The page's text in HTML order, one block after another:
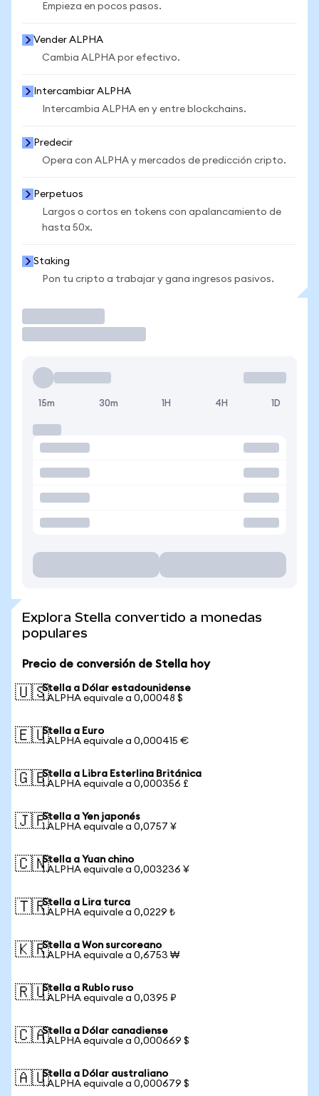
Empieza en pocos pasos.
Vender ALPHA
Cambia ALPHA por efectivo.
Intercambiar ALPHA
Intercambia ALPHA en y entre blockchains.
Predecir
Opera con ALPHA y mercados de predicción cripto.
Perpetuos
Largos o cortos en tokens con apalancamiento de
hasta 50x.
Staking
Pon tu cripto a trabajar y gana ingresos pasivos.
15m 30m 1H 4H 1D
Explora Stella convertido a monedas
populares
Precio de conversión de Stella hoy
🇺🇸Stella a Dólar estadounidense
1 ALPHA equivale a 0,00048 $
🇪🇺Stella a Euro
1 ALPHA equivale a 0,000415 €
🇬🇧Stella a Libra Esterlina Británica
1 ALPHA equivale a 0,000356 £
🇯🇵Stella a Yen japonés
1 ALPHA equivale a 0,0757 ¥
🇨🇳Stella a Yuan chino
1 ALPHA equivale a 0,003236 ¥
🇹🇷Stella a Lira turca
1 ALPHA equivale a 0,0229 ₺
🇰🇷Stella a Won surcoreano
1 ALPHA equivale a 0,6753 ₩
🇷🇺Stella a Rublo ruso
1 ALPHA equivale a 0,0395 ₽
🇨🇦Stella a Dólar canadiense
1 ALPHA equivale a 0,000669 $
🇦🇺Stella a Dólar australiano
1 ALPHA equivale a 0,000679 $